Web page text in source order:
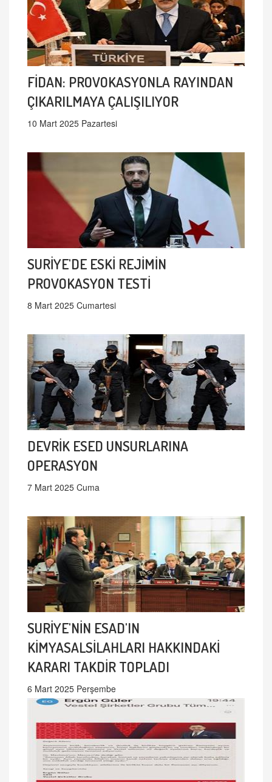
FİDAN: PROVOKASYONLA RAYINDAN
ÇIKARILMAYA ÇALIŞILIYOR
10 Mart 2025 Pazartesi
SURİYE'DE ESKİ REJİMİN
PROVOKASYON TESTİ
8 Mart 2025 Cumartesi
DEVRİK ESED UNSURLARINA
OPERASYON
7 Mart 2025 Cuma
SURİYE'NİN ESAD'IN
KİMYASALSİLAHLARI HAKKINDAKİ
KARARI TAKDİR TOPLADI
6 Mart 2025 Perşembe